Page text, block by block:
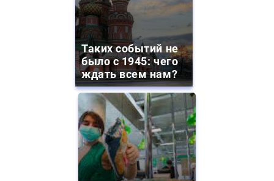
Таких событий не
было с 1945: чего
ждать всем нам?